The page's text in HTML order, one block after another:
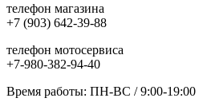
телефон магазина
+7 (903) 642-39-88
телефон мотосервиса
+7-980-382-94-40
Время работы: ПН-ВС / 9:00-19:00